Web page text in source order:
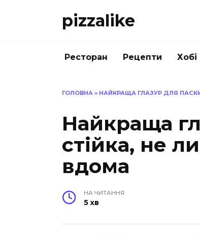
pizzalike
Ресторан Рецепти Хобі
ГОЛОВНА » НАЙКРАЩА ГЛАЗУР ДЛЯ
Найкраща
стійка, не
вдома
НА ЧИТАННЯ
5 хв